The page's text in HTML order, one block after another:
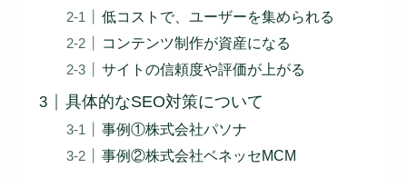
低コストで、ユーザーを集められる
コンテンツ制作が資産になる
サイトの信頼度や評価が上がる
具体的なSEO対策について
事例①株式会社パソナ
事例②株式会社ベネッセMCM